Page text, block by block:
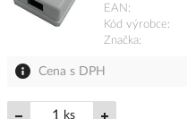
EAN
Kód výrobce
Značka
Cena s DPH
ks